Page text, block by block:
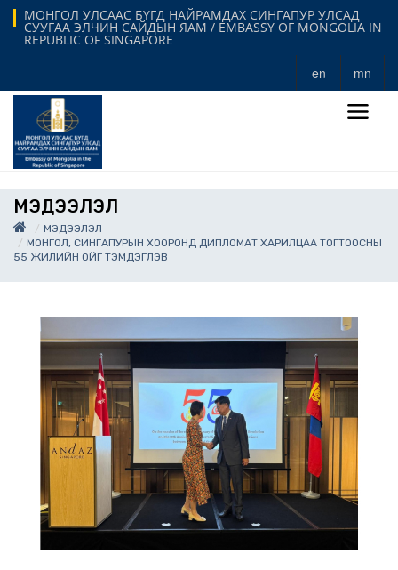
МОНГОЛ УЛСААС БҮГД НАЙРАМДАХ СИНГАПУР УЛСАД
СУУГАА ЭЛЧИН САЙДЫН ЯАМ / EMBASSY OF MONGOLIA IN
REPUBLIC OF SINGAPORE
en mn
МЭДЭЭЛЭЛ
МЭДЭЭЛЭЛ
МОНГОЛ, СИНГАПУРЫН ХООРОНД ДИПЛОМАТ ХАРИЛЦАА ТОГТООСНЫ
55 ЖИЛИЙН ОЙГ ТЭМДЭГЛЭВ